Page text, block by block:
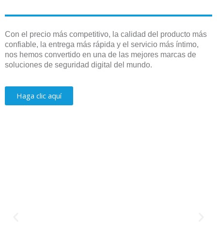
Con el precio más competitivo, la calidad del producto más
confiable, la entrega más rápida y el servicio más íntimo,
nos hemos convertido en una de las mejores marcas de
soluciones de seguridad digital del mundo.
Haga clic aquí